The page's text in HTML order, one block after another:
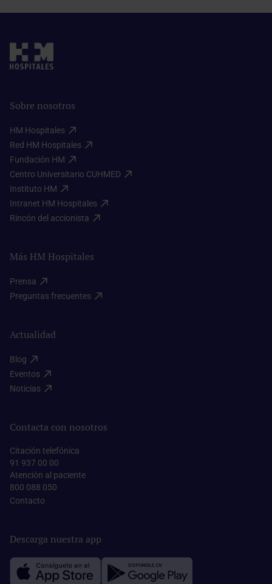
Sobre nosotros
HM Hospitales​
Red HM Hospitales​
Fundación HM​
Centro Universitario CUHMED​
Instituto HM​
Intranet HM Hospitales​
Rincón del accionista​
Más HM Hospitales
Prensa​
Preguntas frecuentes​
Actualidad
Blog​
Eventos​
Noticias​
Contacta con nosotros
Citación telefónica
91 937 00 00
Atención al paciente
800 088 050
Contacto​
Descarga nuestra app